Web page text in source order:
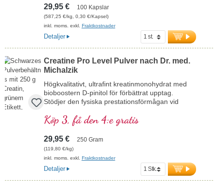
mer information om Cordyceps forte
29,95 € 100 Kapslar
(587,25 €/kg, 0,30 €/Kapsel)
inkl. moms. exkl. Fraktkostnader
Detaljer
Creatine Pro Level Pulver nach Dr. med.
Michalzik
Högkvalitativt, ultrafint kreatinmonohydrat med
bioboostern D-pinitol för förbättrat upptag.
Stödjer den fysiska prestationsförmågan vid
efter träning. Perfekt lösligt, flexibelt att dosera.
Veganskt, utan artificiella tillsatser, med
aluminiumfri försegling – utvecklat av läkare och
producerat i Tyskland.
Mer information om Creatine Pro Level
Köp 3, få den 4:e gratis
29,95 € 250 Gram
(119,80 €/kg)
inkl. moms. exkl. Fraktkostnader
Detaljer